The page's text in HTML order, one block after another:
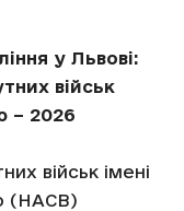
у Львові:
військ
– 2026
військ імені
(НАСВ)